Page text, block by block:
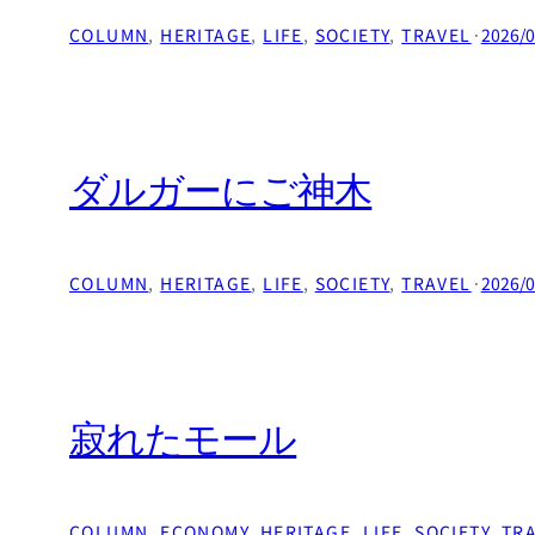
COLUMN, HERITAGE, LIFE, SOCIETY, TRAVEL ·2026/
ダルガーにご神木
COLUMN, HERITAGE, LIFE, SOCIETY, TRAVEL ·2026/
寂れたモール